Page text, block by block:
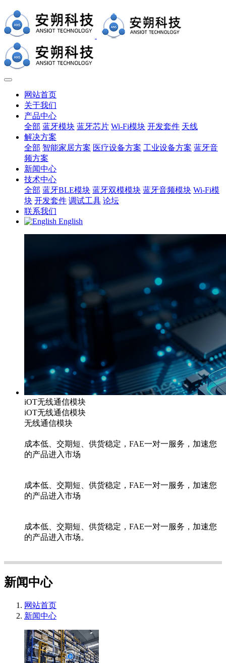
网站首页
关于我们
产品中心
全部 蓝牙模块 蓝牙芯片 Wi-Fi模块 开发套件 天线
解决方案
全部 智能家居方案 医疗设备方案 工业设备方案 蓝牙音
频方案
新闻中心
技术中心
全部 蓝牙BLE模块 蓝牙双模模块 蓝牙音频模块 Wi-Fi模
块 开发套件 调试工具 论坛
联系我们
English
iOT无线通信模块
iOT无线通信模块
无线通信模块
成本低、交期短、供货稳定，FAE一对一服务，加速您
的产品进入市场
成本低、交期短、供货稳定，FAE一对一服务，加速您
的产品进入市场
成本低、交期短、供货稳定，FAE一对一服务，加速您
的产品进入市场。
新闻中心
网站首页
新闻中心